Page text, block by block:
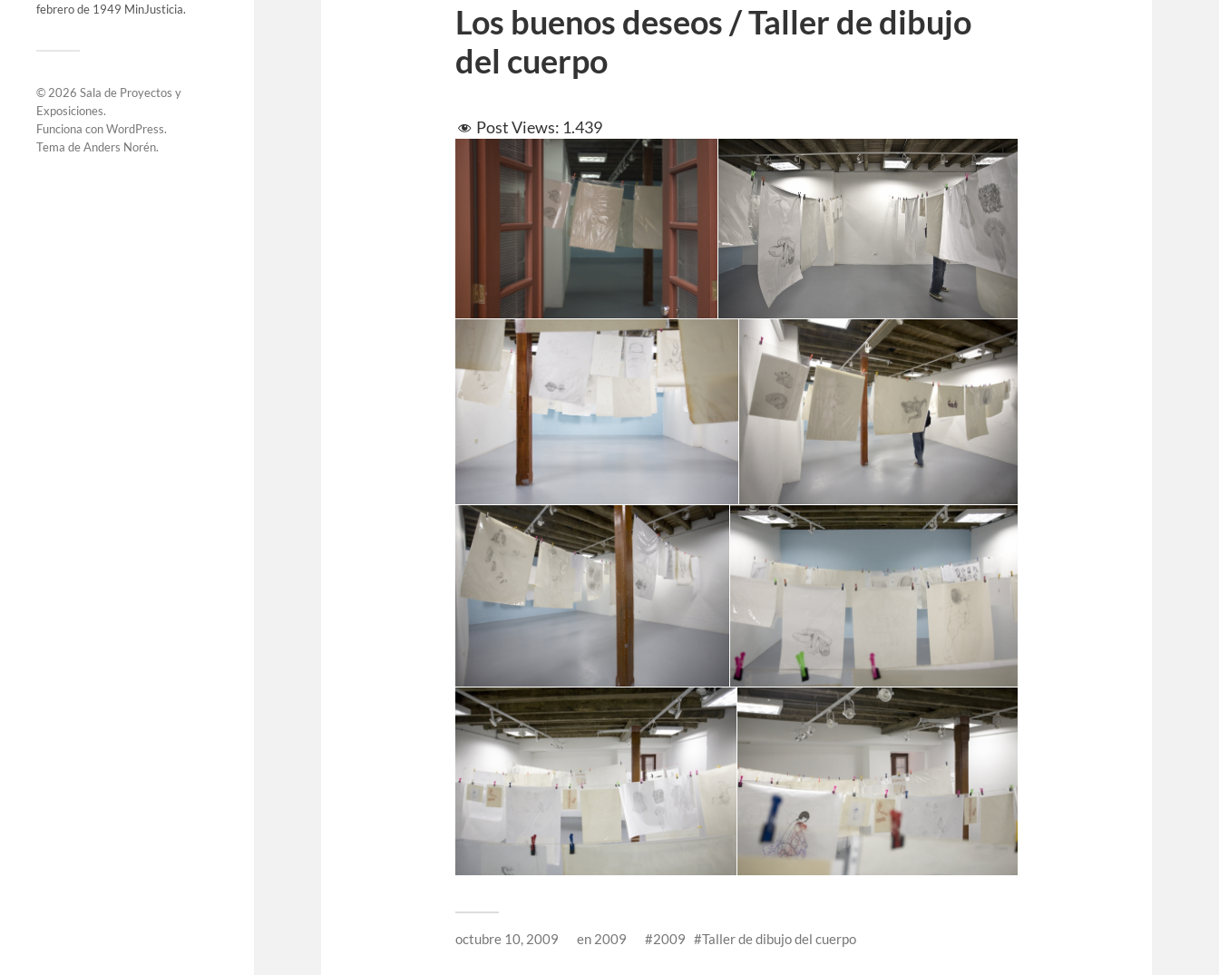
febrero de 1949 MinJusticia.
© 2026 Sala de Proyectos y
Exposiciones.
Funciona conWordPress.
Tema deAnders Norén.
Los buenos deseos / Taller de dibujo
del cuerpo
Post Views: 1.439
octubre 10, 2009 en 2009 2009 Taller de dibujo del cuerpo